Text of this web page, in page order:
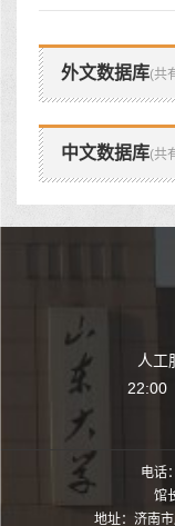
外文数据库(共
中文数据库(共
至周日8:00-
园校区图书馆
人工
22:00
电话
馆
地址：济南